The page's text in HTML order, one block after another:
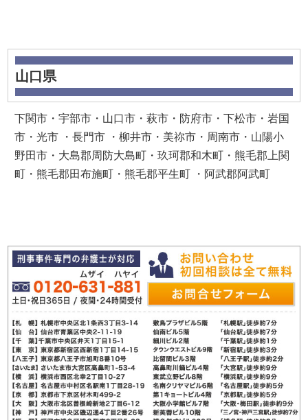
山口県
下関市・宇部市・山口市・萩市・防府市・下松市・岩国
市・光市 ・長門市 ・柳井市・美祢市・周南市・山陽小
野田市・大島郡周防大島町・玖珂郡和木町・熊毛郡上関
町・熊毛郡田布施町・熊毛郡平生町 ・阿武郡阿武町